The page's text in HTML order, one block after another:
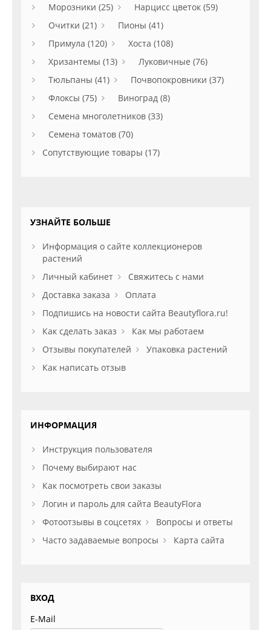
Морозники (25)
Нарцисс цветок (59)
Очитки (21)
Пионы (41)
Примула (120)
Хоста (108)
Хризантемы (13)
Луковичные (76)
Тюльпаны (41)
Почвопокровники (37)
Флоксы (75)
Виноград (8)
Семена многолетников (33)
Семена томатов (70)
Сопутствующие товары (17)
УЗНАЙТЕ БОЛЬШЕ
Информация о сайте коллекционеров
растений
Личный кабинет
Свяжитесь с нами
Доставка заказа
Оплата
Подпишись на новости сайта Beautyflora.ru!
Как сделать заказ
Как мы работаем
Отзывы покупателей
Упаковка растений
Как написать отзыв
ИНФОРМАЦИЯ
Инструкция пользователя
Почему выбирают нас
Как посмотреть свои заказы
Логин и пароль для сайта BeautyFlora
Фотоотзывы в соцсетях
Вопросы и ответы
Часто задаваемые вопросы
Карта сайта
ВХОД
E-Mail